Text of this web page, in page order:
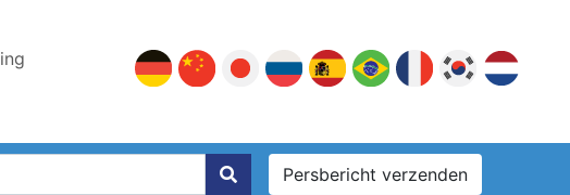
Persbericht verzenden